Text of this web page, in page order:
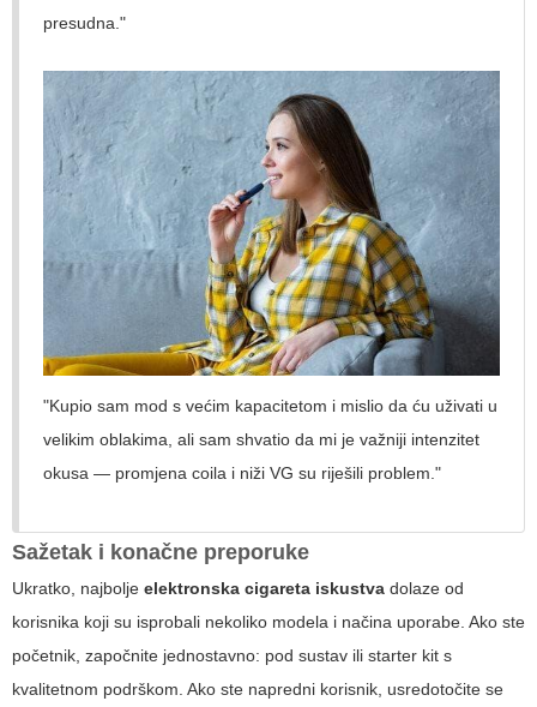
presudna."
"Kupio sam mod s većim kapacitetom i mislio da ću uživati u
velikim oblakima, ali sam shvatio da mi je važniji intenzitet
okusa — promjena coila i niži VG su riješili problem."
Sažetak i konačne preporuke
Ukratko, najbolje elektronska cigareta iskustva dolaze od
korisnika koji su isprobali nekoliko modela i načina uporabe. Ako ste
početnik, započnite jednostavno: pod sustav ili starter kit s
kvalitetnom podrškom. Ako ste napredni korisnik, usredotočite se